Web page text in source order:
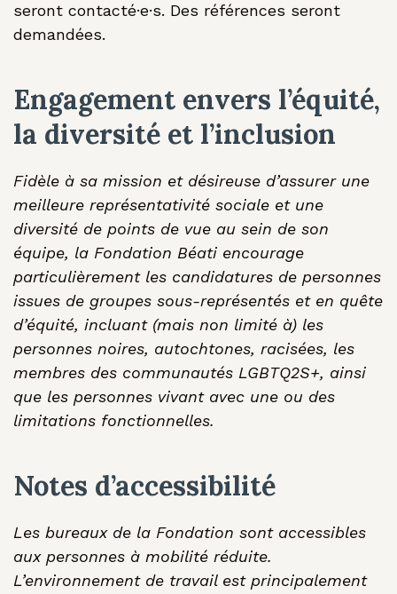
seront contacté·e·s. Des références seront
demandées.
Engagement envers l’équité,
la diversité et l’inclusion
Fidèle à sa mission et désireuse d’assurer une
meilleure représentativité sociale et une
diversité de points de vue au sein de son
équipe, la Fondation Béati encourage
particulièrement les candidatures de personnes
issues de groupes sous-représentés et en quête
d’équité, incluant (mais non limité à) les
personnes noires, autochtones, racisées, les
membres des communautés LGBTQ2S+, ainsi
que les personnes vivant avec une ou des
limitations fonctionnelles.
Notes d’accessibilité
Les bureaux de la Fondation sont accessibles
aux personnes à mobilité réduite.
L’environnement de travail est principalement